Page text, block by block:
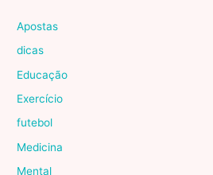
Apostas
dicas
Educação
Exercício
futebol
Medicina
Mental